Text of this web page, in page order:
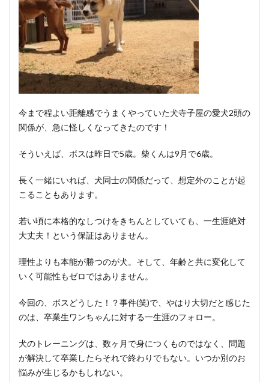
今まで程よい距離感でうまくやっていた犬寺子屋の愛犬2頭の
関係が、急に怪しくなってきたのです！
そういえば、ボスは昨日で5歳。柴くんは9月で6歳。
長く一緒にいれば、犬同士の関係だって、想定外のことが起
こることもあります。
若い頃に本格的なしつけをきちんとしていても、一生涯絶対
大丈夫！という保証はありません。
理性よりも本能が勝つのが犬。そして、年齢と共に変化して
いく可能性もゼロではありません。
今回の、ボスどうした！？事件(笑)で、やはり大切だと感じた
のは、卒業生ワンちゃんに対する一生涯のフォロー。
犬のトレーニングは、数ヶ月で身につくものではなく、問題
が解決して卒業したらそれで終わりでもない。いつか別のお
悩みが生じるかもしれない。